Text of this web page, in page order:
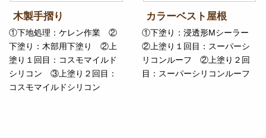
木製手摺り
①下地処理：ケレン作業 ②
下塗り：木部用下塗り ②上
塗り１回目：コスモマイルド
シリコン ③上塗り２回目：
コスモマイルドシリコン
カラーベスト屋根
①下塗り：浸透形Mシーラー
②上塗り１回目：スーパーシ
リコンルーフ ②上塗り２回
目：スーパーシリコンルーフ